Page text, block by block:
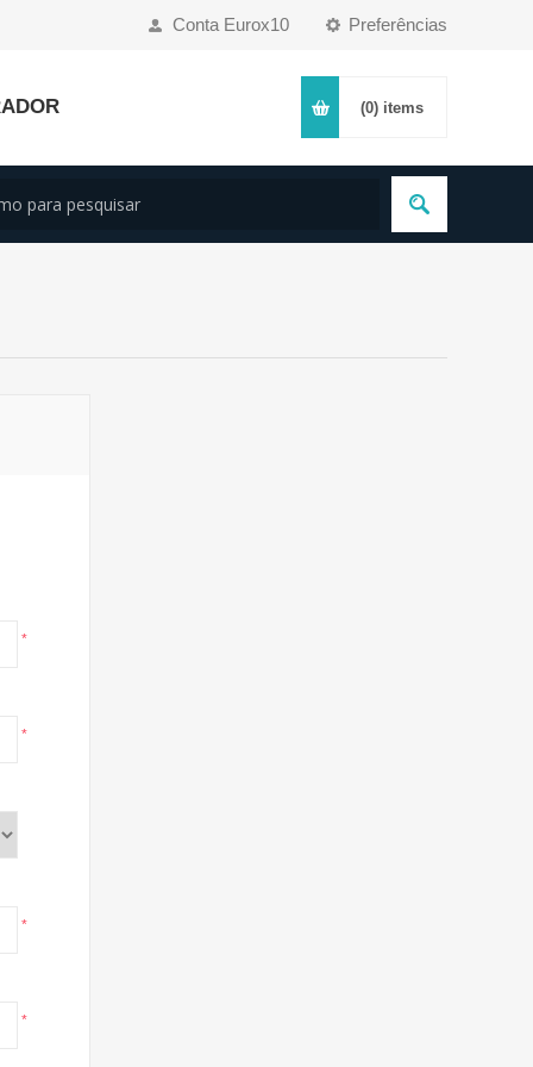
Preferências
Conta Eurox10
(0) items
*
*
*
*